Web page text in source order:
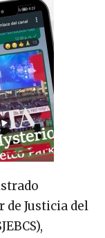
Justicia del